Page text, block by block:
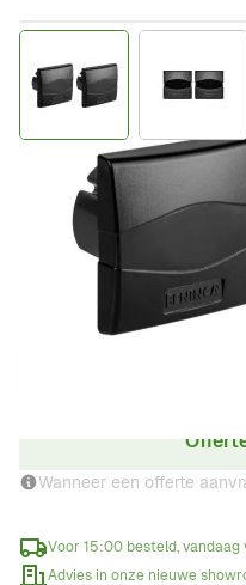
Direct leverbaar
Incl. BTW
€ 94,38
Wanneer een offerte
Voor 15:00 besteld, vandaag
Advies in onze nieuwe